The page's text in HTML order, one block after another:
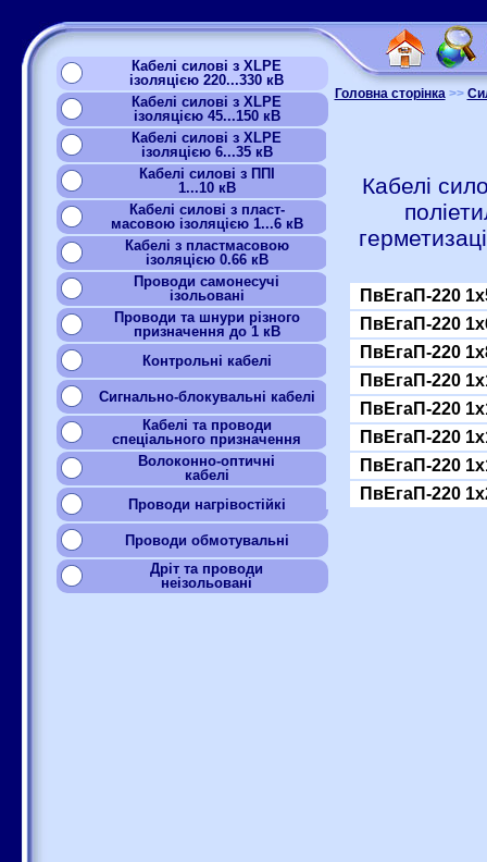
Кабелі силові з XLPE
ізоляцією 220...330 кВ
Кабелі силові з XLPE
ізоляцією 45...150 кВ
Кабелі силові з XLPE
ізоляцією 6...35 кВ
Кабелі силові з ППІ
1...10 кВ
Кабелі силові з пласт-
масовою ізоляцією 1...6 кВ
Кабелі з пластмасовою
ізоляцією 0.66 кВ
Проводи самонесучі
ізольовані
Проводи та шнури різного
призначення до 1 кВ
Контрольні кабелі
Сигнально-блокувальні кабелі
Кабелі та проводи
спеціального призначення
Волоконно-оптичні
кабелі
Проводи нагрівостійкі
Проводи обмотувальні
Дріт та проводи
неізольовані
Головна сторінка>>
Кабелі
ПвЕгаП-220
ПвЕгаП-220
ПвЕгаП-220
ПвЕгаП-220
ПвЕгаП-220
ПвЕгаП-220
ПвЕгаП-220
ПвЕгаП-220